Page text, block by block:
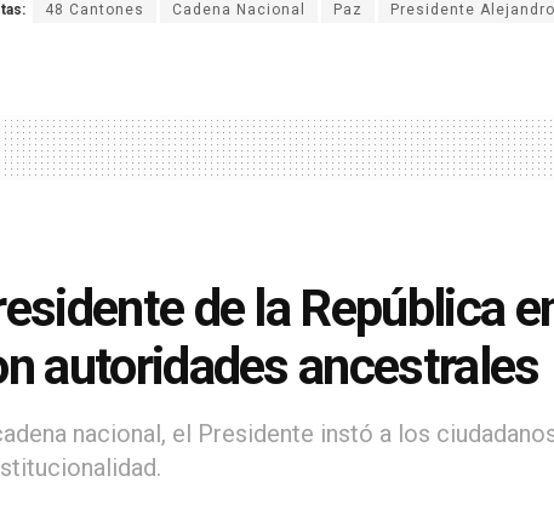
48 Cantones Cadena Nacional Paz Presidente
de la República
autoridades ancestrales
nacional, el Presidente instó a los